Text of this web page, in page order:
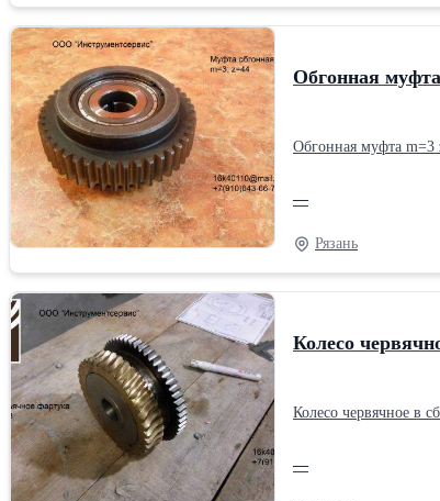
Обгонная
Обгонная муфта m=3
—
Рязань
Колесо
Колесо червячное в
—